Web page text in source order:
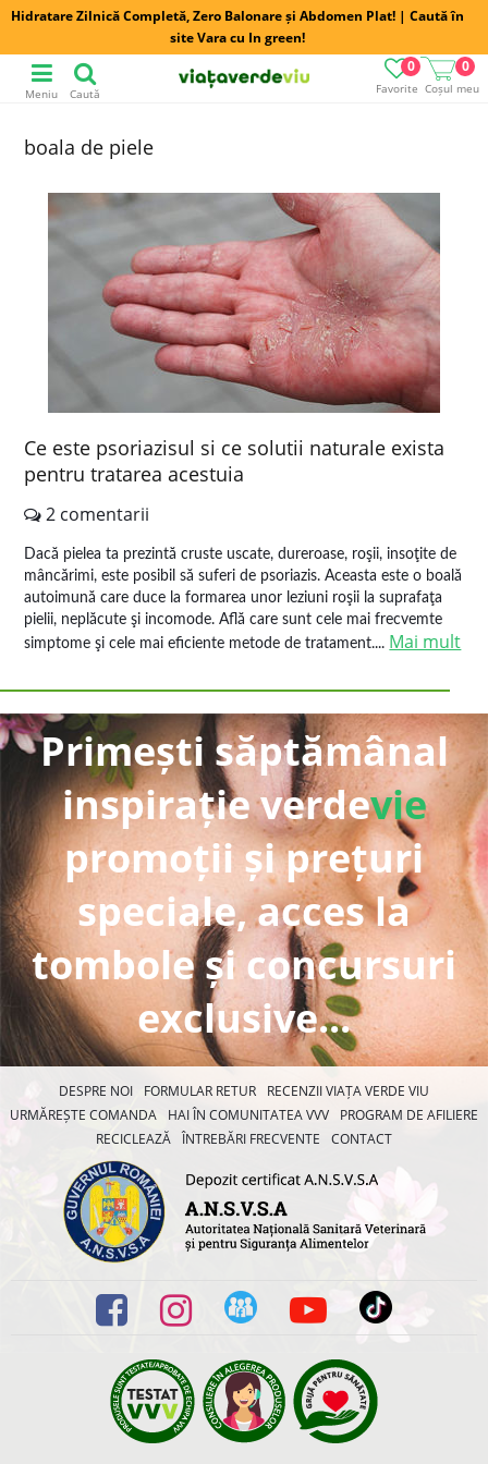
Hidratare Zilnică Completă, Zero Balonare și Abdomen Plat! | Caută în
site Vara cu In green!
Favorite
0
Coșul meu
0
Meniu Caută
boala de piele
Ce este psoriazisul si ce solutii naturale exista
pentru tratarea acestuia
2 comentarii
Dacă pielea ta prezintă cruste uscate, dureroase, roşii, insoţite de
mâncărimi, este posibil să suferi de psoriazis. Aceasta este o boală
autoimună care duce la formarea unor leziuni roşii la suprafaţa
pielii, neplăcute şi incomode. Află care sunt cele mai frecvemte
simptome şi cele mai eficiente metode de tratament.... Mai mult
Primești săptămânal
inspirație verdevie
promoții și prețuri
speciale, acces la
tombole și concursuri
exclusive...
DESPRE NOI FORMULAR RETUR
RECENZII VIAȚA VERDE VIU
URMĂREȘTE COMANDA
HAI ÎN COMUNITATEA VVV
PROGRAM DE AFILIERE
RECICLEAZĂ ÎNTREBĂRI FRECVENTE CONTACT